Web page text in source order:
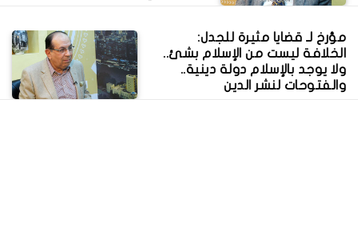
مؤرخ لـ قضايا مثيرة للجدل:
الخلافة ليست من الإسلام بشئ..
ولا يوجد بالإسلام دولة دينية..
والفتوحات لنشر الدين